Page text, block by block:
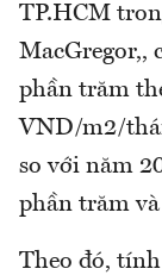
TP.HCM
MacGregor,,
phần trăm
VND/m2/
so với năm
phần trăm
Theo đó,